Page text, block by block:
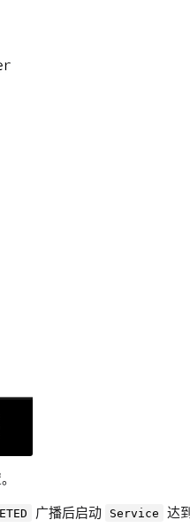
广播后启动 Service
达